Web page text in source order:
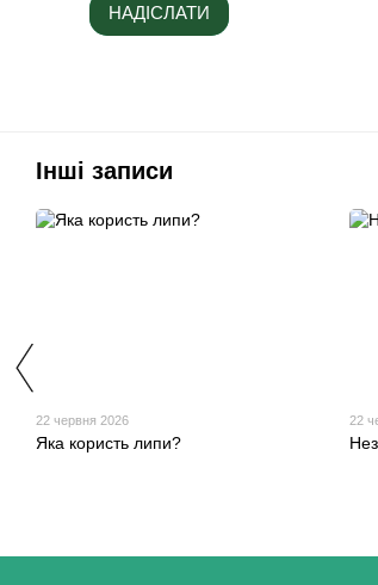
НАДІСЛАТИ
Інші записи
22 червня 2026
Яка користь липи?
22